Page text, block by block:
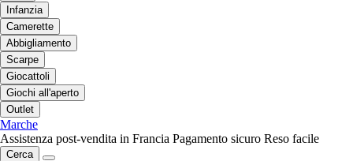
Infanzia
Camerette
Abbigliamento
Scarpe
Giocattoli
Giochi all'aperto
Outlet
Marche
Assistenza post-vendita in Francia Pagamento sicuro Reso facile
Cerca